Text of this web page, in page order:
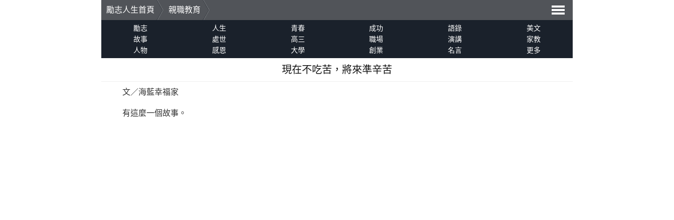
勵志人生首頁
親職教育
導
勵志 人生 青春 成功 語錄
美文
故事
處世 高三 職場 演講
家教
人物
感恩 大學 創業 名言 更多
現在不吃苦，將來準辛苦
文／海藍幸福家
有這麼一個故事。